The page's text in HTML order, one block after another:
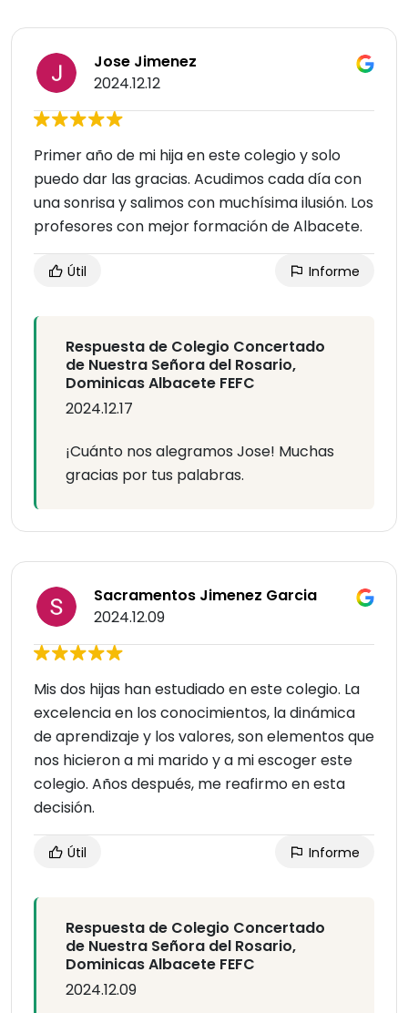
Jose Jimenez
2024.12.12
Primer año de mi hija en este colegio y solo
puedo dar las gracias. Acudimos cada día con
una sonrisa y salimos con muchísima ilusión. Los
profesores con mejor formación de Albacete.
Útil Informe
Respuesta de Colegio Concertado
de Nuestra Señora del Rosario,
Dominicas Albacete FEFC
2024.12.17
¡Cuánto nos alegramos Jose! Muchas
gracias por tus palabras.
Sacramentos Jimenez Garcia
2024.12.09
Mis dos hijas han estudiado en este colegio. La
excelencia en los conocimientos, la dinámica
de aprendizaje y los valores, son elementos que
nos hicieron a mi marido y a mi escoger este
colegio. Años después, me reafirmo en esta
decisión.
Útil Informe
Respuesta de Colegio Concertado
de Nuestra Señora del Rosario,
Dominicas Albacete FEFC
2024.12.09